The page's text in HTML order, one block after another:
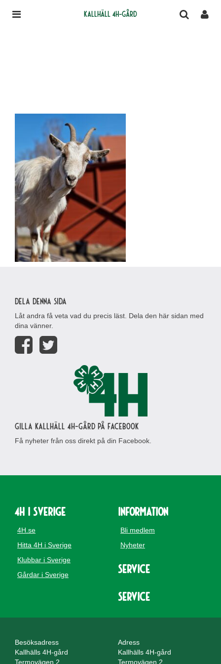
Kallhäll 4H-gård
Dela denna sida
Låt andra få veta vad du precis läst. Dela den här sidan med
dina vänner.
Gilla Kallhäll 4H-gård på Facebook
Få nyheter från oss direkt på din Facebook.
4H i Sverige
4H.se
Hitta 4H i Sverige
Klubbar i Sverige
Gårdar i Sverige
Information
Bli medlem
Nyheter
Service
Service
Besöksadress
Kallhälls 4H-gård
Termovägen 2
Adress
Kallhälls 4H-gård
Termovägen 2